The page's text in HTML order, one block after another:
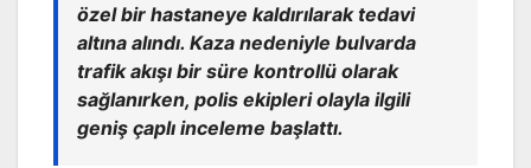
özel bir hastaneye kaldırılarak tedavi
altına alındı. Kaza nedeniyle bulvarda
trafik akışı bir süre kontrollü olarak
sağlanırken, polis ekipleri olayla ilgili
geniş çaplı inceleme başlattı.